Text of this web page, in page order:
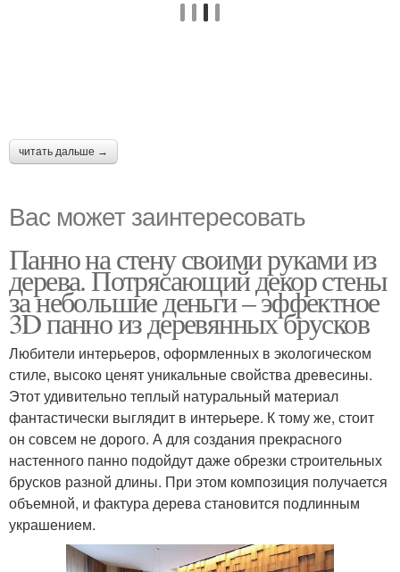
читать дальше →
Вас может заинтересовать
Панно на стену своими руками из
дерева. Потрясающий декор стены
за небольшие деньги – эффектное
3D панно из деревянных брусков
Любители интерьеров, оформленных в экологическом
стиле, высоко ценят уникальные свойства древесины.
Этот удивительно теплый натуральный материал
фантастически выглядит в интерьере. К тому же, стоит
он совсем не дорого. А для создания прекрасного
настенного панно подойдут даже обрезки строительных
брусков разной длины. При этом композиция получается
объемной, и фактура дерева становится подлинным
украшением.